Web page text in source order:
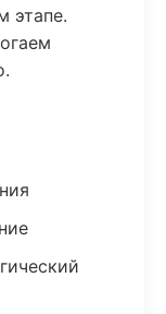
этапе.